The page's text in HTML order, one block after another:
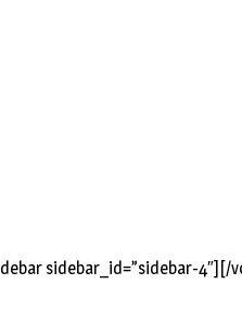
sidebar_id=”sidebar-4″][/